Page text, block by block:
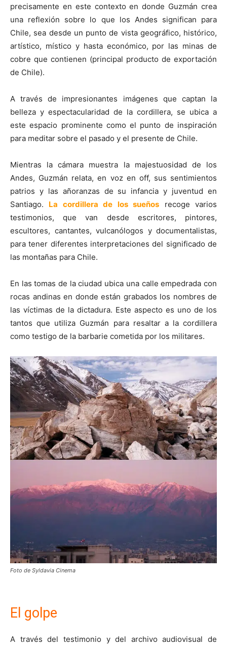
precisamente en este contexto en donde Guzmán crea
una reflexión sobre lo que los Andes significan para
Chile, sea desde un punto de vista geográfico, histórico,
artístico, místico y hasta económico, por las minas de
cobre que contienen (principal producto de exportación
de Chile).
A través de impresionantes imágenes que captan la
belleza y espectacularidad de la cordillera, se ubica a
este espacio prominente como el punto de inspiración
para meditar sobre el pasado y el presente de Chile.
Mientras la cámara muestra la majestuosidad de los
Andes, Guzmán relata, en voz en off, sus sentimientos
patrios y las añoranzas de su infancia y juventud en
Santiago. La cordillera de los sueños recoge varios
testimonios, que van desde escritores, pintores,
escultores, cantantes, vulcanólogos y documentalistas,
para tener diferentes interpretaciones del significado de
las montañas para Chile.
En las tomas de la ciudad ubica una calle empedrada con
rocas andinas en donde están grabados los nombres de
las víctimas de la dictadura. Este aspecto es uno de los
tantos que utiliza Guzmán para resaltar a la cordillera
como testigo de la barbarie cometida por los militares.
Foto de Syldavia Cinema
El golpe
A través del testimonio y del archivo audiovisual de